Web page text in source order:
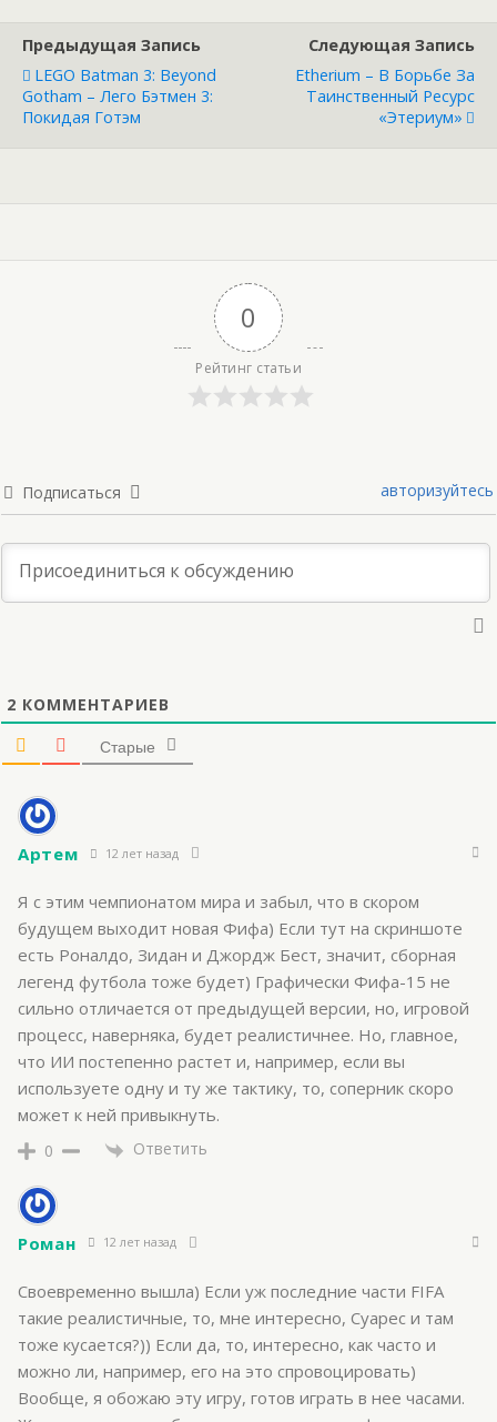
Предыдущая Запись
LEGO Batman 3: Beyond
Gotham – Лего Бэтмен 3:
Покидая Готэм
Следующая Запись
Etherium – В Борьбе За
Таинственный Ресурс
«Этериум»
0
Рейтинг статьи
Подписаться авторизуйтесь
2 КОММЕНТАРИЕВ
Старые
Артем 12 лет назад
Я с этим чемпионатом мира и забыл, что в скором
будущем выходит новая Фифа) Если тут на скриншоте
есть Роналдо, Зидан и Джордж Бест, значит, сборная
легенд футбола тоже будет) Графически Фифа-15 не
сильно отличается от предыдущей версии, но, игровой
процесс, наверняка, будет реалистичнее. Но, главное,
что ИИ постепенно растет и, например, если вы
используете одну и ту же тактику, то, соперник скоро
может к ней привыкнуть.
0 Ответить
Роман 12 лет назад
Своевременно вышла) Если уж последние части FIFA
такие реалистичные, то, мне интересно, Суарес и там
тоже кусается?)) Если да, то, интересно, как часто и
можно ли, например, его на это спровоцировать)
Вообще, я обожаю эту игру, готов играть в нее часами.